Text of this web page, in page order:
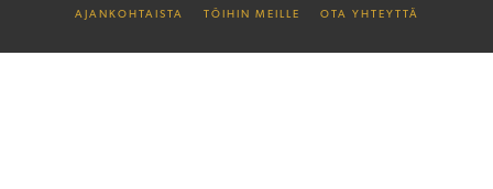
AJANKOHTAISTA
TÖIHIN MEILLE OTA YHTEYTTÄ